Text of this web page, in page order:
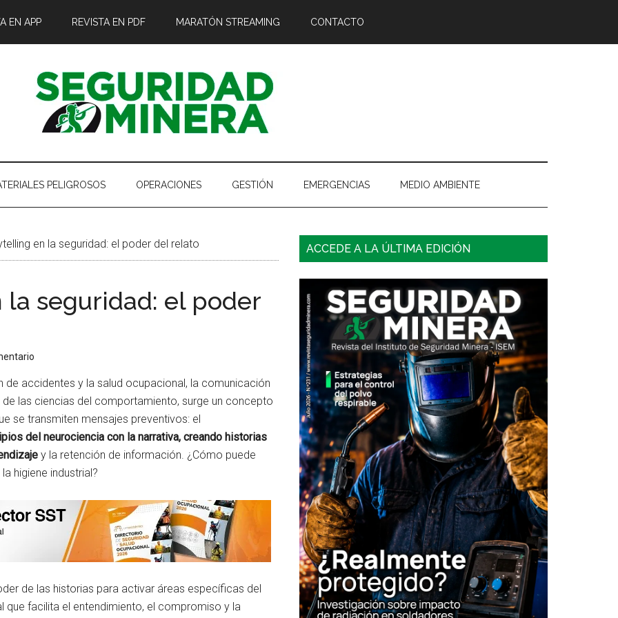
EN APP REVISTA EN PDF MARATÓN STREAMING CONTACTO
PELIGROSOS OPERACIONES GESTIÓN EMERGENCIAS MEDIO AMBIENTE
en la seguridad: el poder del relato
seguridad: el poder
de accidentes y la salud ocupacional, la comunicación
las ciencias del comportamiento, surge un concepto
se transmiten mensajes preventivos: el
del neurociencia con la narrativa, creando historias
y la retención de información. ¿Cómo puede
higiene industrial?
de las historias para activar áreas específicas del
que facilita el entendimiento, el compromiso y la
Barra
principal
ACCEDE A LA ÚLTIMA EDICIÓN